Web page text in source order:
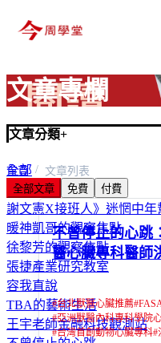
文章專欄
文章分類+
全部
富玩家
謝文憲X接班人》迷惘中年
暖神凱哥的觀察焦點
徐黎芳的觀察焦點
張捷產業研究教室
容我直說
TBA的藝術生活
王宇老師金融科技觀測站
首頁
文章列表
全部文章
免費 付費
不曾停止的心跳
醫心臟專科醫師
#台北獸醫心臟推薦#
#亞洲獸醫內科專科學院
#台灣首創動物心臟專科#